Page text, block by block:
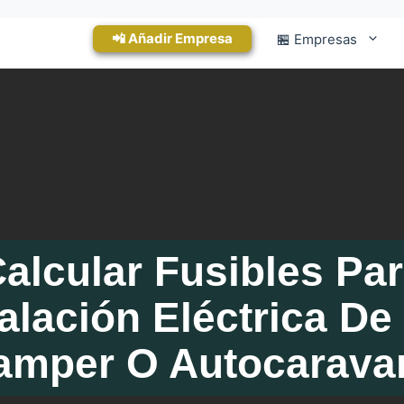
📲 Añadir Empresa 🏪 Empresas
Fusibles
Eléctrica De
O